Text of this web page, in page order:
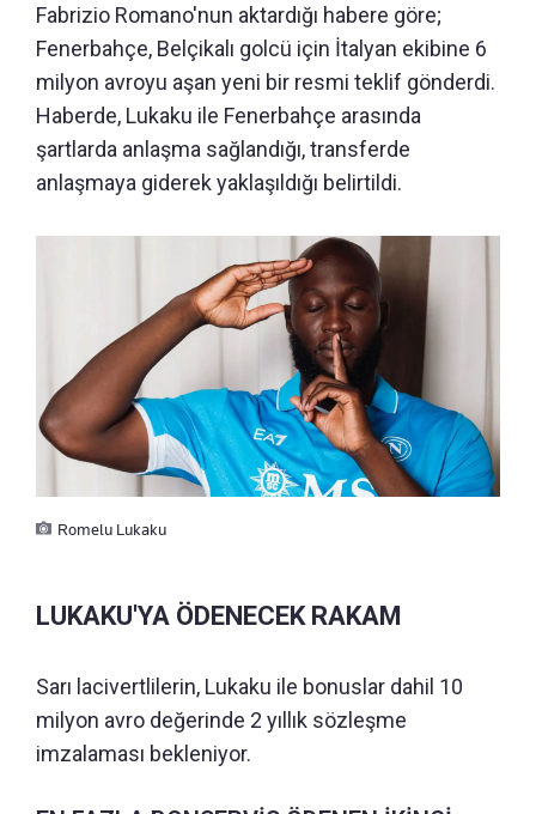
Fabrizio Romano'nun aktardığı habere göre;
Fenerbahçe, Belçikalı golcü için İtalyan ekibine 6
milyon avroyu aşan yeni bir resmi teklif gönderdi.
Haberde, Lukaku ile Fenerbahçe arasında
şartlarda anlaşma sağlandığı, transferde
anlaşmaya giderek yaklaşıldığı belirtildi.
Romelu Lukaku
LUKAKU'YA ÖDENECEK RAKAM
Sarı lacivertlilerin, Lukaku ile bonuslar dahil 10
milyon avro değerinde 2 yıllık sözleşme
imzalaması bekleniyor.